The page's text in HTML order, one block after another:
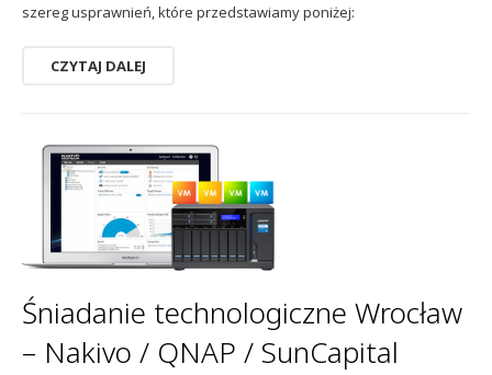
szereg usprawnień, które przedstawiamy poniżej:
CZYTAJ DALEJ
Śniadanie technologiczne Wrocław
– Nakivo / QNAP / SunCapital